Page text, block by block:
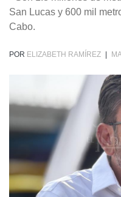
San Lucas y 600 mil
Cabo.
POR ELIZABETH RAMÍREZ